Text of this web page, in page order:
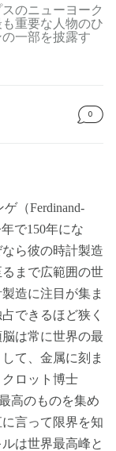
のニューヨーク
重要な人物のひ
一部を披露す
0
（Ferdinand-
で150年にな
ら彼の時計製造
まで広範囲の世
造に注目が集ま
できるほど狭く
は常に世界の最
て、金属に刻ま
ロット博士
高のものを集め
言って限界を知
は世界最高峰と